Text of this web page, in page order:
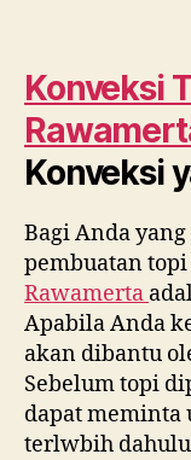
Konveksi
Konveksi
Bagi Anda
pembuatan
Rawamerta
Apabila Anda
akan dibantu
Sebelum topi
dapat meminta
terlwbih